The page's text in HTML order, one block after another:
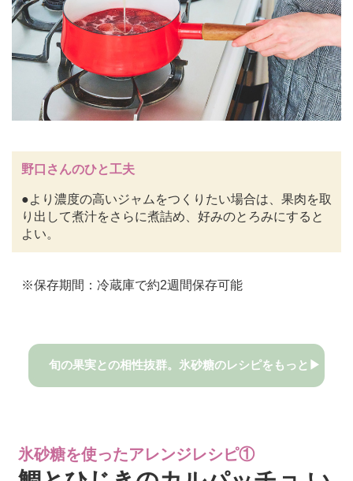
野口さんのひと工夫
●より濃度の高いジャムをつくりたい場合は、果肉を取
り出して煮汁をさらに煮詰め、好みのとろみにすると
よい。
※保存期間：冷蔵庫で約2週間保存可能
旬の果実との相性抜群。氷砂糖のレシピをもっと▶
氷砂糖を使ったアレンジレシピ①